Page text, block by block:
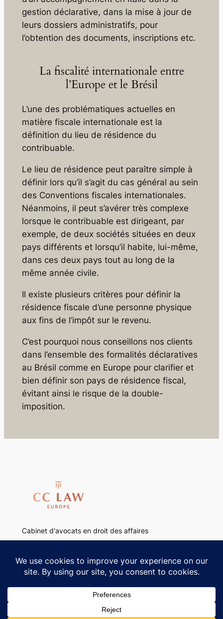
gestion déclarative, dans la mise à jour de
leurs dossiers administratifs, pour
l’obtention des documents, inscriptions etc.
La fiscalité internationale entre
l’Europe et le Brésil
L’une des problématiques actuelles en
matière fiscale internationale est la
définition du lieu de résidence du
contribuable.
Le lieu de résidence peut paraître simple à
définir lors qu’il s’agit du cas général au sein
des Conventions fiscales internationales.
Néanmoins, il peut s’avérer très complexe
lorsque le contribuable est dirigeant, par
exemple, de deux sociétés situées en deux
pays différents et lorsqu’il habite, lui-même,
dans ces deux pays tout au long de la
même année civile.
Il existe plusieurs critères pour définir la
résidence fiscale d’une personne physique
aux fins de l’impôt sur le revenu.
C’est pourquoi nous conseillons nos clients
dans l’ensemble des formalités déclaratives
au Brésil comme en Europe pour clarifier et
bien définir son pays de résidence fiscal,
évitant ainsi le risque de la double-
imposition.
Cabinet d'avocats en droit des affaires
Français
Le cabinet
Mentions légales
Italiano
Lo studio
Team
Contatto
Menzioni legali
Português
O escritório
Menções legais